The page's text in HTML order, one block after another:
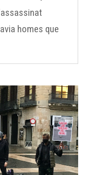
homes que